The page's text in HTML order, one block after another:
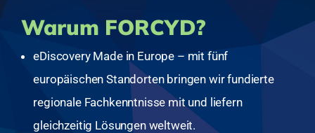
Warum FORCYD?
eDiscovery Made in Europe – mit fünf
europäischen Standorten bringen wir fundierte
regionale Fachkenntnisse mit und liefern
gleichzeitig Lösungen weltweit.